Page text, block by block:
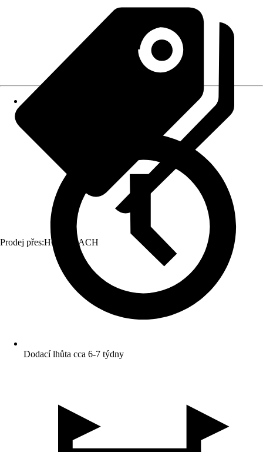
Prodej přes:HORNBACH
Dodací lhůta cca 6-7 týdny